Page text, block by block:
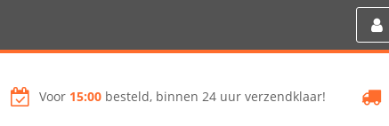
Voor 15:00 besteld, binnen 24 uur verzendklaar!